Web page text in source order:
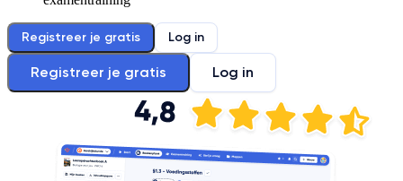
Registreer je gratis Log in
Registreer je gratis Log in